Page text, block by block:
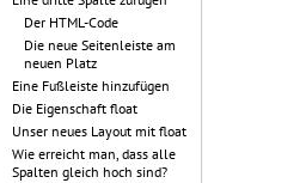
Der HTML-Code
Die neue Seitenleiste am
neuen Platz
Eine Fußleiste hinzufügen
Die Eigenschaft float
Unser neues Layout mit float
Wie erreicht man, dass alle
Spalten gleich hoch sind?